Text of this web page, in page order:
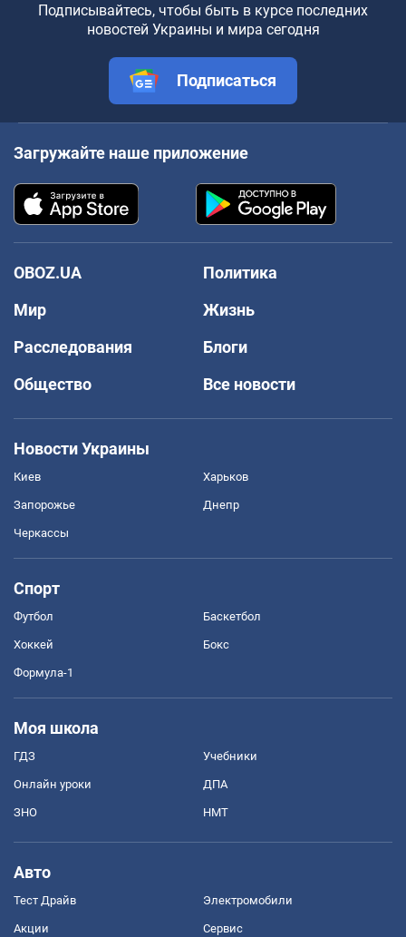
Подписывайтесь, чтобы быть в курсе последних
новостей Украины и мира сегодня
Подписаться
Загружайте наше приложение
OBOZ.UA
Политика
Мир
Жизнь
Расследования
Блоги
Общество
Все новости
Новости Украины
Киев Харьков
Запорожье Днепр
Черкассы
Спорт
Футбол Баскетбол
Хоккей Бокс
Формула-1
Моя школа
ГДЗ Учебники
Онлайн уроки ДПА
ЗНО НМТ
Авто
Тест Драйв Электромобили
Акции Сервис